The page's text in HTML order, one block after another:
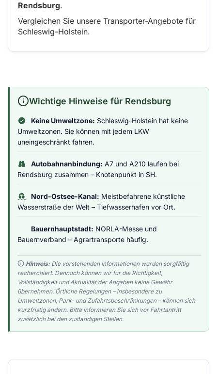
Rendsburg.
Vergleichen Sie unsere Transporter-Angebote für
Schleswig-Holstein.
Wichtige Hinweise für Rendsburg
Keine Umweltzone: Schleswig-Holstein hat keine
Umweltzonen. Sie können mit jedem LKW
uneingeschränkt fahren.
Autobahnanbindung: A7 und A210 laufen bei
Rendsburg zusammen – Knotenpunkt in SH.
Nord-Ostsee-Kanal: Meistbefahrene künstliche
Wasserstraße der Welt – Tiefwasserhafen vor Ort.
Bauernhauptstadt: NORLA-Messe und
Bauernverband – Agrartransporte häufig.
Hinweis:Die vorstehenden Informationen wurden sorgfältig
recherchiert. Dennoch können wir für die Richtigkeit,
Vollständigkeit und Aktualität der Angaben keine Gewähr
übernehmen. Örtliche Regelungen – insbesondere zu
Umweltzonen, Park- und Zufahrtsbeschränkungen – können sich
kurzfristig ändern. Bitte informieren Sie sich vor Fahrtantritt
zusätzlich bei den zuständigen Stellen.